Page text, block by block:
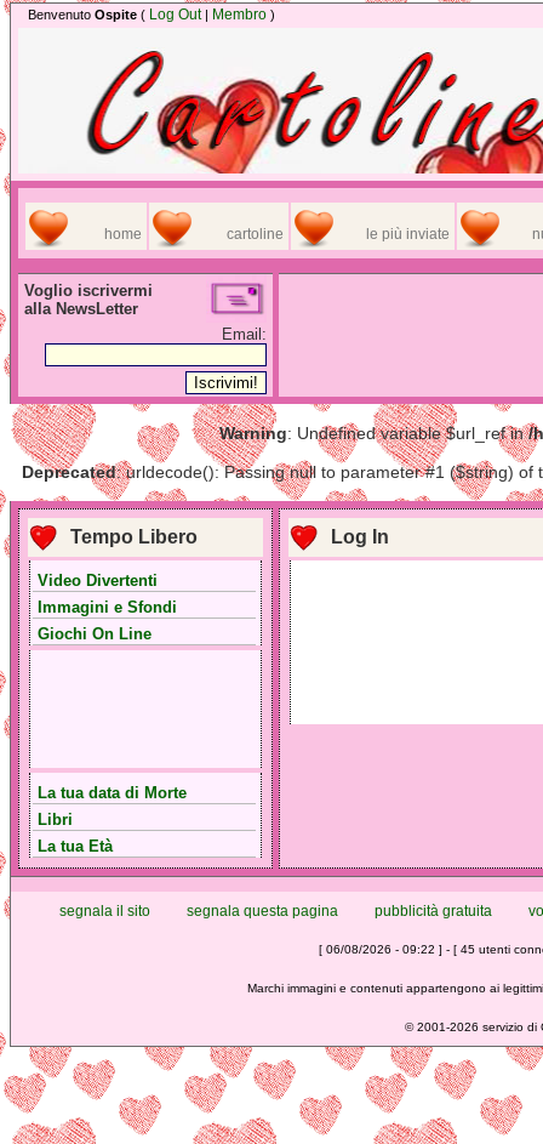
Benvenuto Ospite ( Log Out| Membro )
home cartoline le più inviate
Voglio iscrivermi
alla NewsLetter
Email:
Warning: Undefined variable $url_ref in/
Deprecated: urldecode(): Passing null to parameter #1 ($string)
Tempo Libero
Video Divertenti
Immagini e Sfondi
Giochi On Line
La tua data di Morte
Libri
La tua Età
Log In
segnala il sito segnala questa pagina pubblicità gratuita
[ 06/08/2026 - 09:22 ] - [ 45 utenti
Marchi immagini e contenuti appartengono ai
©2001-2026 servizio di